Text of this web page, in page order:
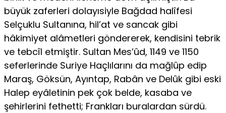
büyük zaferleri dolayısiyle Bağdad halîfesi
Selçuklu Sultanına, hil’at ve sancak gibi
hâkimiyet alâmetleri göndererek, kendisini tebrik
ve tebcîl etmiştir. Sultan Mes’ûd, 1149 ve 1150
seferlerinde Suriye Haçlılarını da mağlûp edip
Maraş, Göksün, Ayıntap, Rabân ve Delûk gibi eski
Halep eyâletinin pek çok belde, kasaba ve
şehirlerini fethetti; Frankları buralardan sürdü.